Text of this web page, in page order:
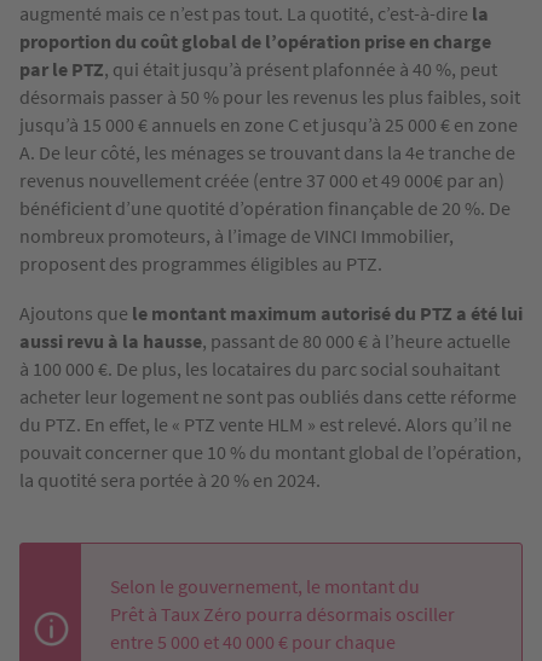
augmenté mais ce n’est pas tout. La quotité, c’est-à-dire la
proportion du coût global de l’opération prise en charge
par le PTZ, qui était jusqu’à présent plafonnée à 40 %, peut
désormais passer à 50 % pour les revenus les plus faibles, soit
jusqu’à 15 000 € annuels en zone C et jusqu’à 25 000 € en zone
A. De leur côté, les ménages se trouvant dans la 4e tranche de
revenus nouvellement créée (entre 37 000 et 49 000€ par an)
bénéficient d’une quotité d’opération finançable de 20 %. De
nombreux promoteurs, à l’image de VINCI Immobilier,
proposent des programmes éligibles au PTZ.
Ajoutons que le montant maximum autorisé du PTZ a été lui
aussi revu à la hausse, passant de 80 000 € à l’heure actuelle
à 100 000 €. De plus, les locataires du parc social souhaitant
acheter leur logement ne sont pas oubliés dans cette réforme
du PTZ. En effet, le « PTZ vente HLM » est relevé. Alors qu’il ne
pouvait concerner que 10 % du montant global de l’opération,
la quotité sera portée à 20 % en 2024.
Selon le gouvernement, le montant du
Prêt à Taux Zéro pourra désormais osciller
entre 5 000 et 40 000 € pour chaque